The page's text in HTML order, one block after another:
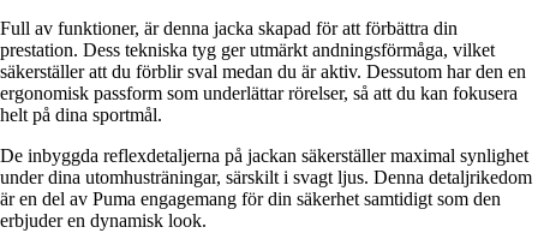
Full av funktioner, är denna jacka skapad för att förbättra din
prestation. Dess tekniska tyg ger utmärkt andningsförmåga, vilket
säkerställer att du förblir sval medan du är aktiv. Dessutom har den en
ergonomisk passform som underlättar rörelser, så att du kan fokusera
helt på dina sportmål.
De inbyggda reflexdetaljerna på jackan säkerställer maximal synlighet
under dina utomhusträningar, särskilt i svagt ljus. Denna detaljrikedom
är en del av Puma engagemang för din säkerhet samtidigt som den
erbjuder en dynamisk look.